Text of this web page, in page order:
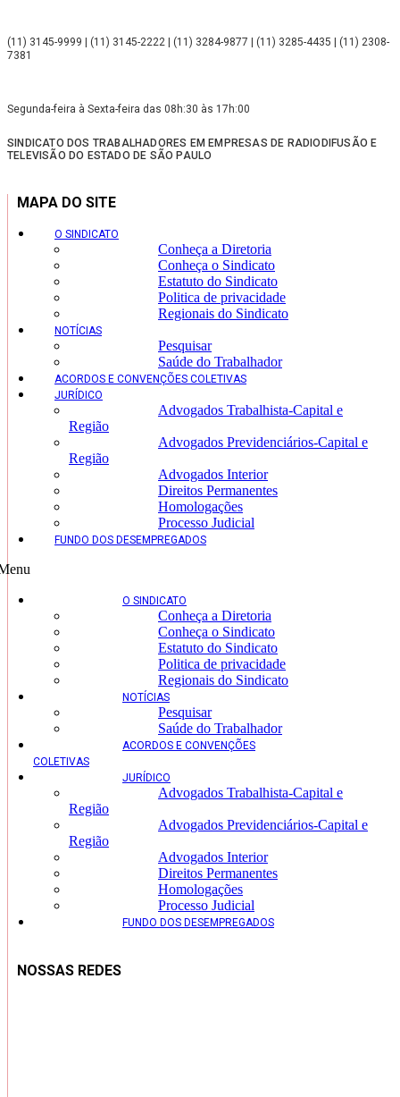
(11) 3145-9999 | (11) 3145-2222 | (11) 3284-9877 | (11) 3285-4435 | (11) 2308-
7381
Segunda-feira à Sexta-feira das 08h:30 às 17h:00
SINDICATO DOS TRABALHADORES EM EMPRESAS DE RADIODIFUSÃO E
TELEVISÃO DO ESTADO DE SÃO PAULO
MAPA DO SITE
O SINDICATO
Conheça a Diretoria
Conheça o Sindicato
Estatuto do Sindicato
Politica de privacidade
Regionais do Sindicato
NOTÍCIAS
Pesquisar
Saúde do Trabalhador
ACORDOS E CONVENÇÕES COLETIVAS
JURÍDICO
Advogados Trabalhista-Capital e
Região
Advogados Previdenciários-Capital e
Região
Advogados Interior
Direitos Permanentes
Homologações
Processo Judicial
FUNDO DOS DESEMPREGADOS
O SINDICATO
Conheça a Diretoria
Conheça o Sindicato
Estatuto do Sindicato
Politica de privacidade
Regionais do Sindicato
NOTÍCIAS
Pesquisar
Saúde do Trabalhador
ACORDOS E CONVENÇÕES
COLETIVAS
JURÍDICO
Advogados Trabalhista-Capital e
Região
Advogados Previdenciários-Capital e
Região
Advogados Interior
Direitos Permanentes
Homologações
Processo Judicial
FUNDO DOS DESEMPREGADOS
NOSSAS REDES